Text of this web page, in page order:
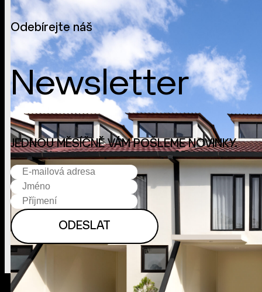
Odebírejte náš
Newsletter
JEDNOU MĚSÍČNĚ VÁM POŠLEME NOVINKY.